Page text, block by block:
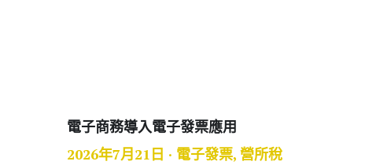
電子商務導入電子發票應用
2026年7月21日 · 電子發票, 營所稅